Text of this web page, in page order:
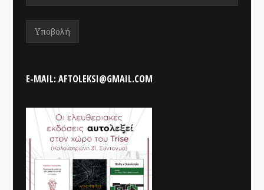
E-MAIL: AFTOLEKSI@GMAIL.COM